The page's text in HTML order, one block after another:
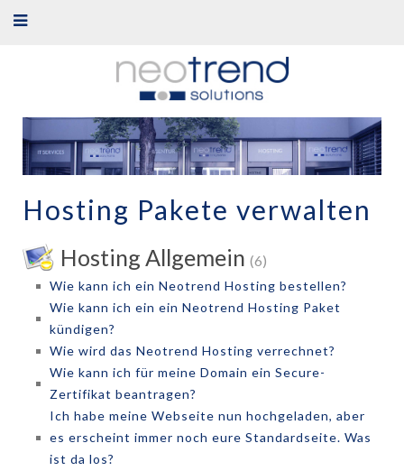
Hosting Pakete verwalten
Hosting Allgemein (6)
Wie kann ich ein Neotrend Hosting bestellen?
Wie kann ich ein ein Neotrend Hosting Paket
kündigen?
Wie wird das Neotrend Hosting verrechnet?
Wie kann ich für meine Domain ein Secure-
Zertifikat beantragen?
Ich habe meine Webseite nun hochgeladen, aber
es erscheint immer noch eure Standardseite. Was
ist da los?